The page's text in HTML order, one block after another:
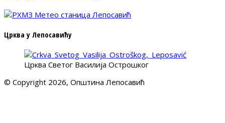
Црква у Лепосавићу
Црква Светог Василија Острошког
© Copyright 2026, Општина Лепосавић